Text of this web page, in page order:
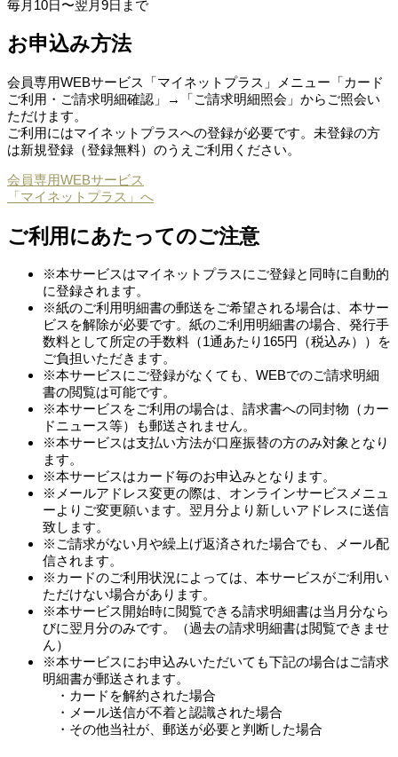
毎月10日〜翌月9日まで
お申込み方法
会員専用WEBサービス「マイネットプラス」メニュー「カード
ご利用・ご請求明細確認」→「ご請求明細照会」からご照会い
ただけます。
ご利用にはマイネットプラスへの登録が必要です。未登録の方
は新規登録（登録無料）のうえご利用ください。
会員専用WEBサービス
「マイネットプラス」へ
ご利用にあたってのご注意
※本サービスはマイネットプラスにご登録と同時に自動的
に登録されます。
※紙のご利用明細書の郵送をご希望される場合は、本サー
ビスを解除が必要です。紙のご利用明細書の場合、発行手
数料として所定の手数料（1通あたり165円（税込み））を
ご負担いただきます。
※本サービスにご登録がなくても、WEBでのご請求明細
書の閲覧は可能です。
※本サービスをご利用の場合は、請求書への同封物（カー
ドニュース等）も郵送されません。
※本サービスは支払い方法が口座振替の方のみ対象となり
ます。
※本サービスはカード毎のお申込みとなります。
※メールアドレス変更の際は、オンラインサービスメニュ
ーよりご変更願います。翌月分より新しいアドレスに送信
致します。
※ご請求がない月や繰上げ返済された場合でも、メール配
信されます。
※カードのご利用状況によっては、本サービスがご利用い
ただけない場合があります。
※本サービス開始時に閲覧できる請求明細書は当月分なら
びに翌月分のみです。（過去の請求明細書は閲覧できませ
ん）
※本サービスにお申込みいただいても下記の場合はご請求
明細書が郵送されます。
・カードを解約された場合
・メール送信が不着と認識された場合
・その他当社が、郵送が必要と判断した場合